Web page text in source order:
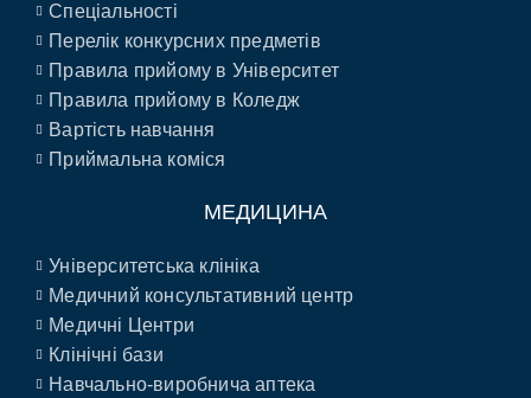
Спеціальності
Перелік конкурсних предметів
Правила прийому в Університет
Правила прийому в Коледж
Вартість навчання
Приймальна коміся
МЕДИЦИНА
Університетська клініка
Медичний консультативний центр
Медичні Центри
Клінічні бази
Навчально-виробнича аптека